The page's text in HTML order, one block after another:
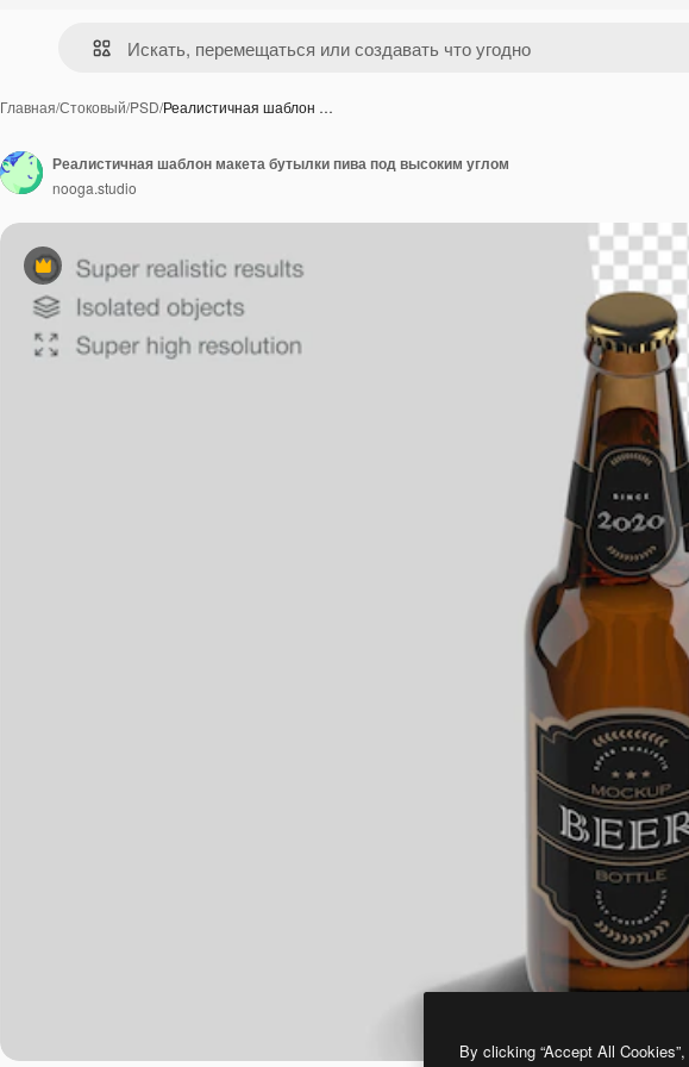
Главная/Стоковый/PSD/Реалистичная шаблон …
Премиум
Реалистичная шаблон макета бутылки пива под высоким углом
nooga.studio
By clicking “Accept All